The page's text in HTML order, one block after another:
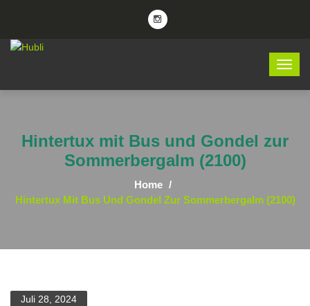
Hintertux mit Bus und Gondel zur
Sommerbergalm (2100)
Home
Hintertux Mit Bus Und Gondel Zur Sommerbergalm (2100)
Juli 28, 2024